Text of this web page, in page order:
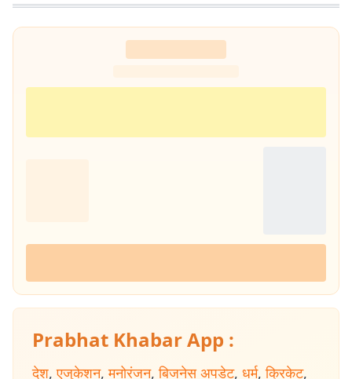
माध्यम से नागरिकों के पास तथ्यात्मक और सही सूचनाएँ, खबर और अपडेट देने का कार्य
कर रहा हूं.
Prabhat Khabar App :
देश, एजुकेशन, मनोरंजन, बिजनेस अपडेट, धर्म, क्रिकेट,